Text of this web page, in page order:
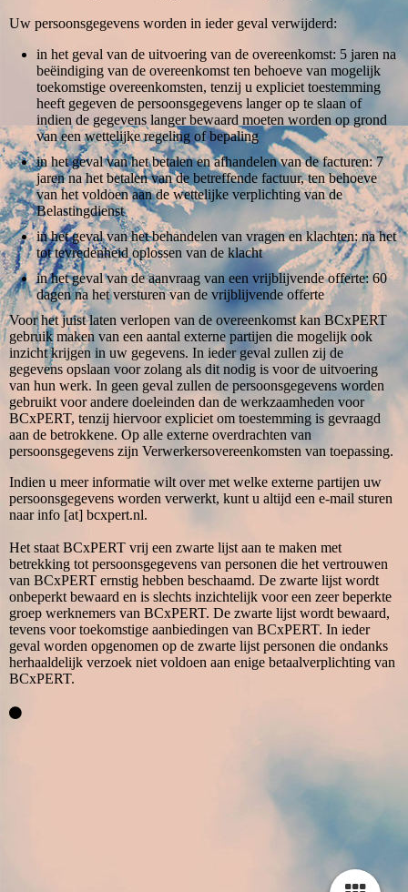
Uw persoonsgegevens worden in ieder geval verwijderd:
in het geval van de uitvoering van de overeenkomst: 5 jaren na
beëindiging van de overeenkomst ten behoeve van mogelijk
toekomstige overeenkomsten, tenzij u expliciet toestemming
heeft gegeven de persoonsgegevens langer op te slaan of
indien de gegevens langer bewaard moeten worden op grond
van een wettelijke regeling of bepaling
in het geval van het betalen en afhandelen van de facturen: 7
jaren na het betalen van de betreffende factuur, ten behoeve
van het voldoen aan de wettelijke verplichting van de
Belastingdienst
in het geval van het behandelen van vragen en klachten: na het
tot tevredenheid oplossen van de klacht
in het geval van de aanvraag van een vrijblijvende offerte: 60
dagen na het versturen van de vrijblijvende offerte
Voor het juist laten verlopen van de overeenkomst kan BCxPERT
gebruik maken van een aantal externe partijen die mogelijk ook
inzicht krijgen in uw gegevens. In ieder geval zullen zij de
gegevens opslaan voor zolang als dit nodig is voor de uitvoering
van hun werk. In geen geval zullen de persoonsgegevens worden
gebruikt voor andere doeleinden dan de werkzaamheden voor
BCxPERT, tenzij hiervoor expliciet om toestemming is gevraagd
aan de betrokkene. Op alle externe overdrachten van
persoonsgegevens zijn Verwerkersovereenkomsten van toepassing.
Indien u meer informatie wilt over met welke externe partijen uw
persoonsgegevens worden verwerkt, kunt u altijd een e-mail sturen
naar info [at] bcxpert.nl.
Het staat BCxPERT vrij een zwarte lijst aan te maken met
betrekking tot persoonsgegevens van personen die het vertrouwen
van BCxPERT ernstig hebben beschaamd. De zwarte lijst wordt
onbeperkt bewaard en is slechts inzichtelijk voor een zeer beperkte
groep werknemers van BCxPERT. De zwarte lijst wordt bewaard,
tevens voor toekomstige aanbiedingen van BCxPERT. In ieder
geval worden opgenomen op de zwarte lijst personen die ondanks
herhaaldelijk verzoek niet voldoen aan enige betaalverplichting van
BCxPERT.